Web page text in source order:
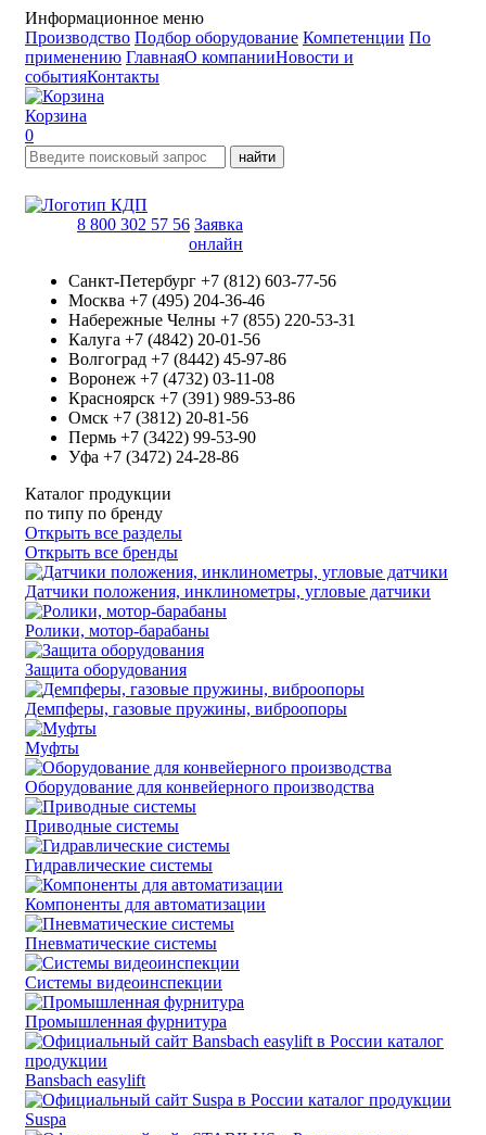
Информационное меню
Производство Подбор оборудование Компетенции По
применению ГлавнаяО компанииНовости и
событияКонтакты
Корзина
0
найти
8 800 302 57 56 Заявка
онлайн
Санкт-Петербург +7 (812) 603-77-56
Москва +7 (495) 204-36-46
Набережные Челны +7 (855) 220-53-31
Калуга +7 (4842) 20-01-56
Волгоград +7 (8442) 45-97-86
Воронеж +7 (4732) 03-11-08
Красноярск +7 (391) 989-53-86
Омск +7 (3812) 20-81-56
Пермь +7 (3422) 99-53-90
Уфа +7 (3472) 24-28-86
Каталог продукции
по типу по бренду
Открыть все разделы
Открыть все бренды
Датчики положения, инклинометры, угловые датчики
Ролики, мотор-барабаны
Защита оборудования
Демпферы, газовые пружины, виброопоры
Муфты
Оборудование для конвейерного производства
Приводные системы
Гидравлические системы
Компоненты для автоматизации
Пневматические системы
Системы видеоинспекции
Промышленная фурнитура
Bansbach easylift
Suspa